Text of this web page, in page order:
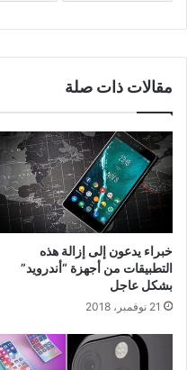
مقالات ذات صلة
خبراء يدعون إلى إزالة هذه
التطبيقات من أجهزة “أندرويد”
بشكل عاجل
21 نوفمبر، 2018